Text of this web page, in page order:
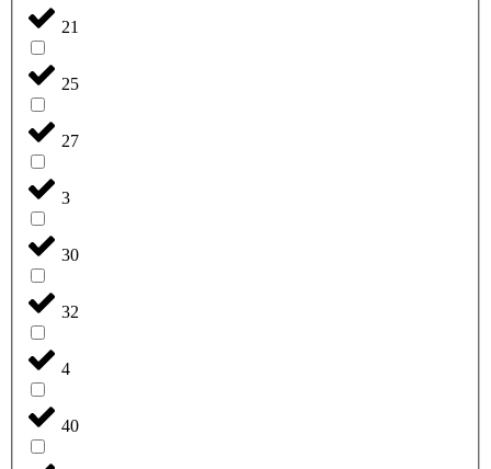
21
25
27
3
30
32
4
40